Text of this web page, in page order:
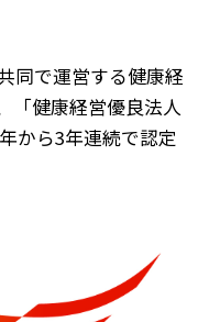
同で運営する健康経
「健康経営優良法人
から3年連続で認定